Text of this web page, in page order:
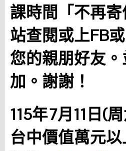
課時間「不再
站查閱或上FB
您的親朋好友
加。謝謝！
115年7月11日(
台中價值萬元